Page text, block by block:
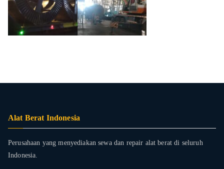
Alat Berat Indonesia
Perusahaan yang menyediakan sewa dan repair alat berat di seluruh
Indonesia.